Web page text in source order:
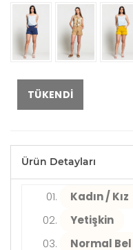
TÜKENDI
Ürün Detayları
Kadın / Kız
Yetişkin
Normal Bel